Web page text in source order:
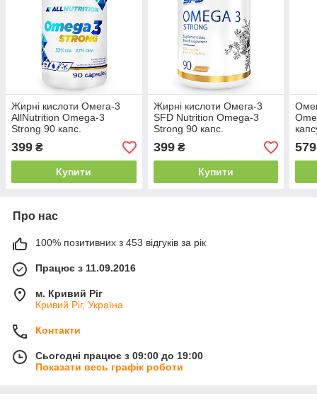
Жирні кислоти Омега-3
AllNutrition Omega-3
Strong 90 капс.
399 ₴
Купити
Жирні кислоти Омега-3
SFD Nutrition Omega-3
Strong 90 капс.
399₴
Купити
для
579
Про нас
100% позитивних з 453 відгуків за рік
Працює з 11.09.2016
м. Кривий Ріг
Кривий Ріг, Україна
Контакти
Сьогодні працює з 09:00 до 19:00
Показати весь графік роботи